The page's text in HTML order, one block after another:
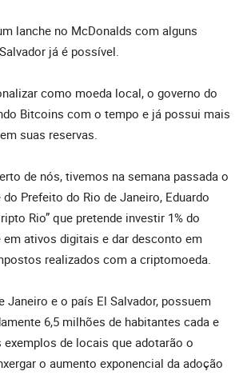
lanche no McDonalds com alguns
já é possível.
como moeda local, o governo do
Bitcoins com o tempo e já possui mais
suas reservas.
de nós, tivemos na semana passada o
Prefeito do Rio de Janeiro, Eduardo
Rio” que pretende investir 1% do
em ativos digitais e dar desconto em
realizados com a criptomoeda.
Janeiro e o país El Salvador, possuem
6,5 milhões de habitantes cada e
de locais que adotarão o
o aumento exponencial da adoção